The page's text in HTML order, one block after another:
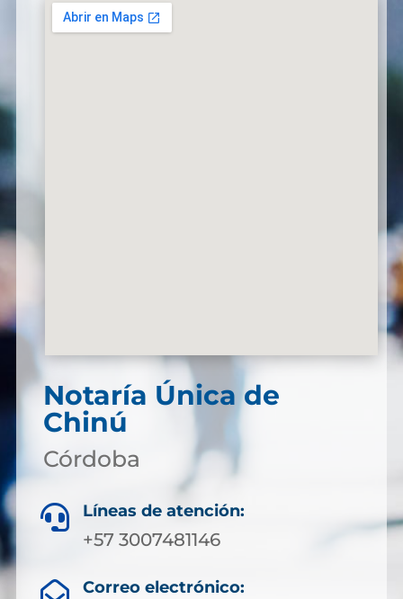
Notaría Única de
Chinú
Córdoba
 Líneas de atención:
+57 3007481146
Correo electrónico: